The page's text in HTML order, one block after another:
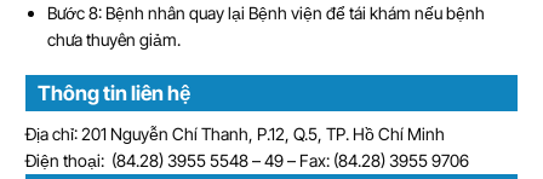
Bước 8: Bệnh nhân quay lại Bệnh viện để tái khám nếu bệnh
chưa thuyên giảm.
Thông tin liên hệ
Địa chỉ: 201 Nguyễn Chí Thanh, P.12, Q.5, TP. Hồ Chí Minh
Điện thoại: (84.28) 3955 5548 – 49 – Fax: (84.28) 3955 9706